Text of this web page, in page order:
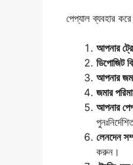
পেপ্যাল ​​ব্যবহার
আপনার
ডিপোজিট
আপনার
জমার
আপনার
লেনদেন
করুন।